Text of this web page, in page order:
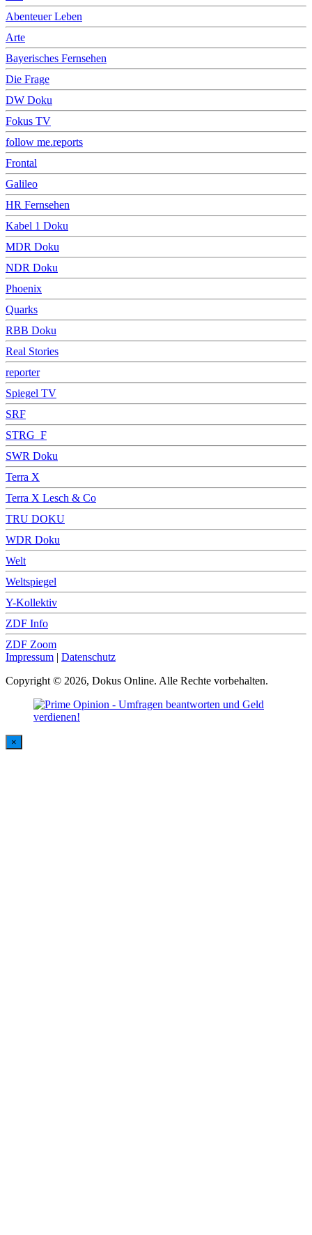
Abenteuer Leben
Arte
Bayerisches Fernsehen
Die Frage
DW Doku
Fokus TV
follow me.reports
Frontal
Galileo
HR Fernsehen
Kabel 1 Doku
MDR Doku
NDR Doku
Phoenix
Quarks
RBB Doku
Real Stories
reporter
Spiegel TV
SRF
STRG_F
SWR Doku
Terra X
Terra X Lesch & Co
TRU DOKU
WDR Doku
Welt
Weltspiegel
Y-Kollektiv
ZDF Info
ZDF Zoom
Impressum | Datenschutz
Copyright © 2026, Dokus Online. Alle Rechte vorbehalten.
×